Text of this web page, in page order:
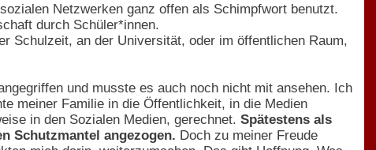
Netzwerken ganz offen als Schimpfwort benutzt.
durch Schüler*innen.
Schulzeit, an der Universität, oder im öffentlichen Raum,
und musste es auch noch nicht mit ansehen. Ich
meiner Familie in die Öffentlichkeit, in die Medien
in den Sozialen Medien, gerechnet. Spätestens als
Schutzmantel angezogen. Doch zu meiner Freude